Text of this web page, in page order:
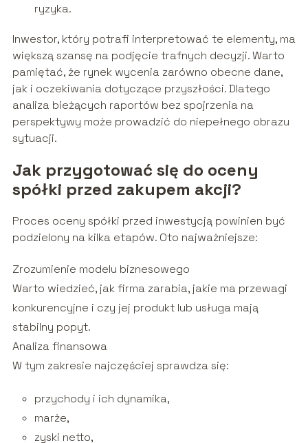
ryzyka.
Inwestor, który potrafi interpretować te elementy, ma
większą szansę na podjęcie trafnych decyzji. Warto
pamiętać, że rynek wycenia zarówno obecne dane,
jak i oczekiwania dotyczące przyszłości. Dlatego
analiza bieżących raportów bez spojrzenia na
perspektywy może prowadzić do niepełnego obrazu
sytuacji.
Jak przygotować się do oceny
spółki przed zakupem akcji?
Proces oceny spółki przed inwestycją powinien być
podzielony na kilka etapów. Oto najważniejsze:
Zrozumienie modelu biznesowego
Warto wiedzieć, jak firma zarabia, jakie ma przewagi
konkurencyjne i czy jej produkt lub usługa mają
stabilny popyt.
Analiza finansowa
W tym zakresie najczęściej sprawdza się:
przychody i ich dynamika,
marże,
zyski netto,